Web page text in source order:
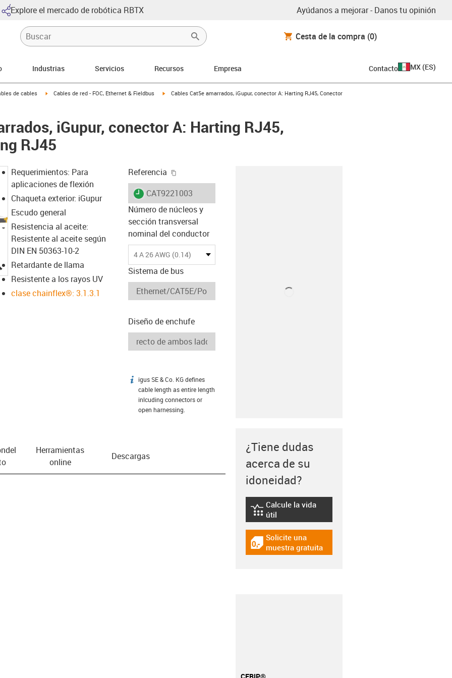
Explore el mercado de robótica RBTX Ayúdanos a mejorar - Danos tu opinión
Cesta de la compra (0)
Industrias Servicios Recursos Empresa Contacto MX (ES)
right
de cables igus-icon-arrow-right
Cables de red - FOC, Ethernet & Fieldbus igus-icon-arrow-right
Cables Cat5e amarrados, iGupur, conector A: Harting RJ45, Conector
iGupur, conector A: Harting RJ45,
RJ45
igus-icon-lupe
Requerimientos: Para
aplicaciones de flexión
Chaqueta exterior: iGupur
Escudo general
Resistencia al aceite:
Resistente al aceite según
DIN EN 50363-10-2
Retardante de llama
Resistente a los rayos UV
clase chainflex®: 3.1.3.1
Referencia
igus-icon-lieferzeit
CAT9221003
Número de núcleos y
sección transversal
nominal del conductor
4 A 26 AWG (0.14)
Sistema de bus
Diseño de enchufe
igus-icon-info
igus SE & Co. KG defines
cable length as entire length
inlcuding connectors or
open harnessing.
Herramientas
online
Descargas
¿Tiene dudas
acerca de su
idoneidad?
igus-icon-lebensdauerrechner
Calcule la vida
útil
igus-icon-gratismuster
Solicite una
muestra gratuita
CFRIP®